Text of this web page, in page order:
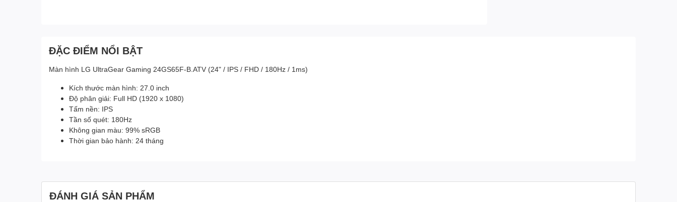
ĐẶC ĐIỂM NỔI BẬT
Màn hình LG UltraGear Gaming 24GS65F-B.ATV (24" / IPS / FHD / 180Hz / 1ms)
Kích thước màn hình: 27.0 inch
Độ phân giải: Full HD (1920 x 1080)
Tấm nền: IPS
Tần số quét: 180Hz
Không gian màu: 99% sRGB
Thời gian bảo hành: 24 tháng
ĐÁNH GIÁ SẢN PHẨM